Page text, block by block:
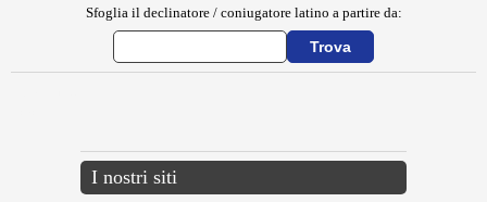
Sfoglia il declinatore / coniugatore latino a partire da:
I nostri siti